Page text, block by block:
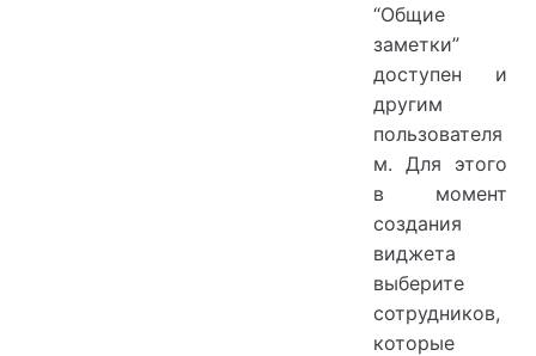
“Общие
заметки”
доступен и
другим
пользователя
м. Для этого
в момент
создания
виджета
выберите
сотрудников,
которые